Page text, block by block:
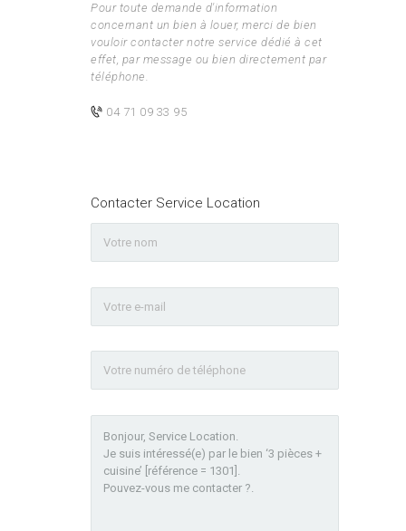
Pour toute demande d'information
concernant un bien à louer, merci de bien
vouloir contacter notre service dédié à cet
effet, par message ou bien directement par
téléphone.
04 71 09 33 95
Contacter Service Location